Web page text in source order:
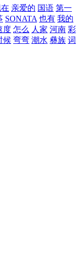
亲爱的 国语 第一
SONATA 也有 我的
度 怎么 人家 河南 彩
候 弯弯 潮水 彝族 词